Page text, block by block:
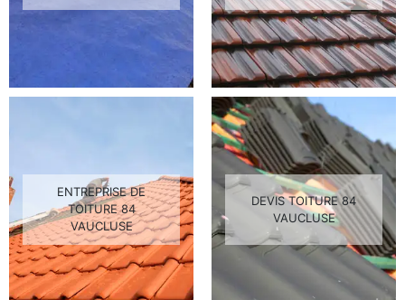
ENTREPRISE DE
TOITURE 84
VAUCLUSE
DEVIS TOITURE 84
VAUCLUSE